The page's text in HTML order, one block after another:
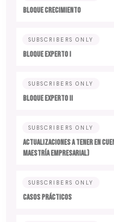
BLOQUE CRECIMIENTO
SUBSCRIBERS ONLY
BLOQUE EXPERTO I
SUBSCRIBERS ONLY
BLOQUE EXPERTO II
SUBSCRIBERS ONLY
ACTUALIZACIONES A TENER EN
MAESTRÍA EMPRESARIAL)
SUBSCRIBERS ONLY
CASOS PRÁCTICOS